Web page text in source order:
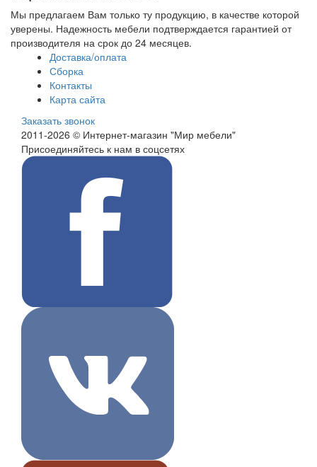
Мы предлагаем Вам только ту продукцию, в качестве которой
уверены. Надежность мебели подтверждается гарантией от
производителя на срок до 24 месяцев.
Доставка/оплата
Сборка
Контакты
Карта сайта
Заказать звонок
2011-2026 © Интернет-магазин "Мир мебели"
Присоединяйтесь к нам в соцсетях